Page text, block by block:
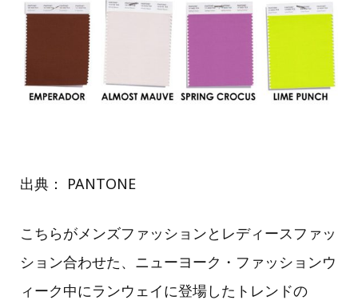
出典： PANTONE
こちらがメンズファッションとレディースファッ
ション合わせた、ニューヨーク・ファッションウ
ィーク中にランウェイに登場したトレンドの